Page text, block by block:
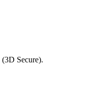
Secure).